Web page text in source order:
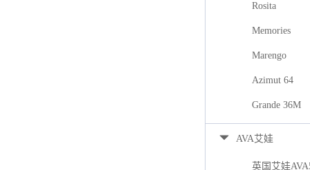
Rosita
Memories
Marengo
Azimut 64
Grande 36M
AVA艾娃
英国艾娃